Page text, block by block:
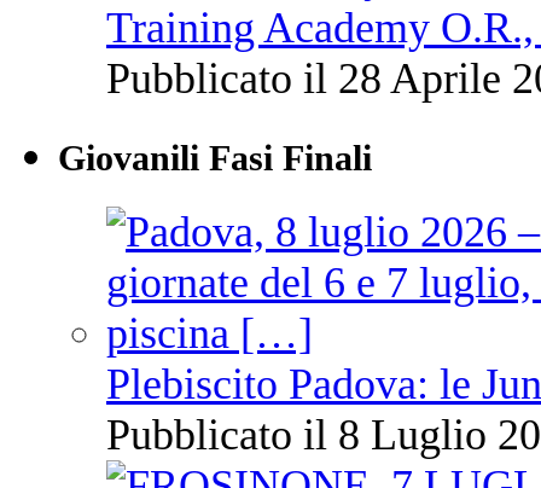
Training Academy
Pubblicato il 28 Aprile
Giovanili Fasi Finali
Plebiscito Padova: le
Pubblicato il 8 Luglio